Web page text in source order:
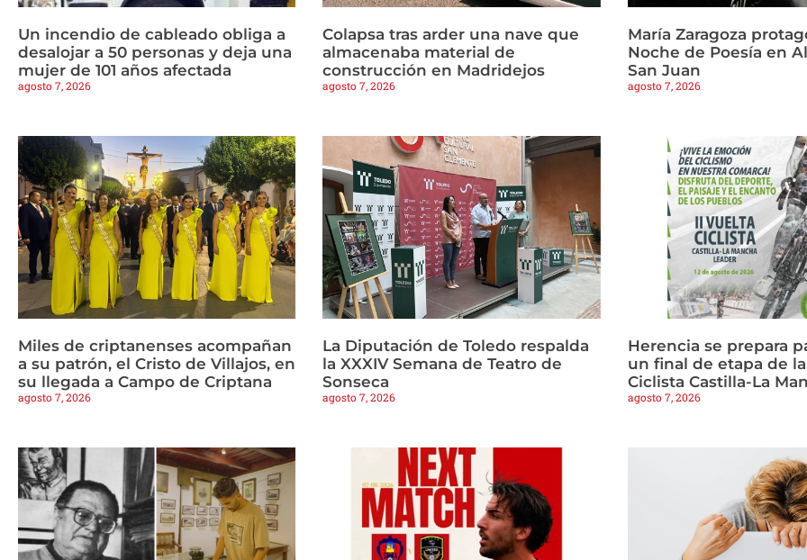
Un incendio de cableado obliga a
desalojar a 50 personas y deja una
mujer de 101 años afectada
agosto 7, 2026
Colapsa tras arder una nave que
almacenaba material de
construcción en Madridejos
agosto 7, 2026
María Zaragoza
Noche de Poesía en
San Juan
agosto 7, 2026
Miles de criptanenses acompañan
a su patrón, el Cristo de Villajos, en
su llegada a Campo de Criptana
agosto 7, 2026
La Diputación de Toledo respalda
la XXXIV Semana de Teatro de
Sonseca
agosto 7, 2026
Herencia se prepara
un final de etapa de
Ciclista Castilla-La
agosto 7, 2026